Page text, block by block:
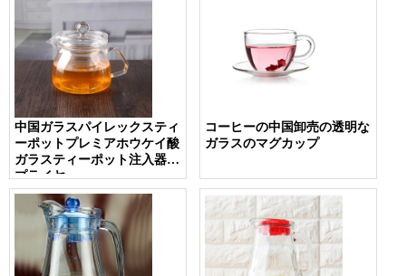
中国ガラスパイレックスティ
ーポットプレミアホウケイ酸
ガラスティーポット注入器サ
プライヤー
コーヒーの中国卸売の透明な
ガラスのマグカップ